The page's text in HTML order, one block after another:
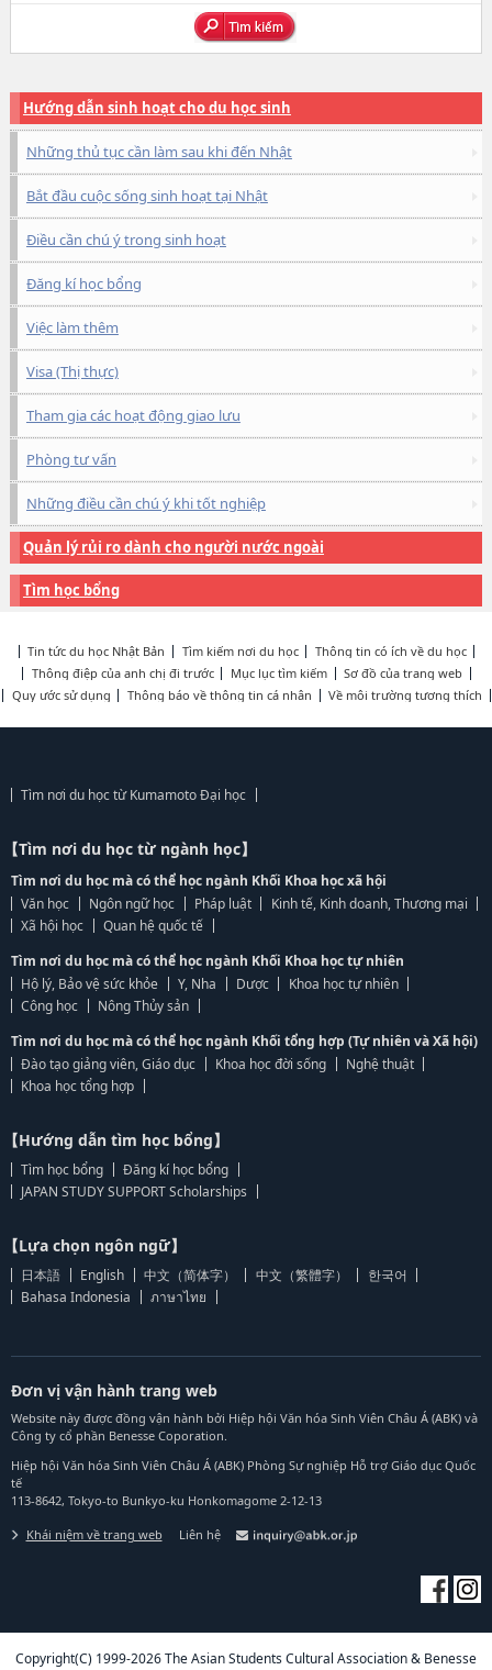
Hướng dẫn sinh hoạt cho du học sinh
Những thủ tục cần làm sau khi đến Nhật
Bắt đầu cuộc sống sinh hoạt tại Nhật
Điều cần chú ý trong sinh hoạt
Đăng kí học bổng
Việc làm thêm
Visa (Thị thực)
Tham gia các hoạt động giao lưu
Phòng tư vấn
Những điều cần chú ý khi tốt nghiệp
Quản lý rủi ro dành cho người nước ngoài
Tìm học bổng
Tin tức du học Nhật Bản Tìm kiếm nơi du học
Thông tin có ích về du học
Thông điệp của anh chị đi trước
Mục lục tìm kiếm
Sơ đồ của trang web
Quy ước sử dụng
Thông báo về thông tin cá nhân Về môi trường tương thích
Tìm nơi du học từ Kumamoto Đại học
【Tìm nơi du học từ ngành học】
Tìm nơi du học mà có thể học ngành Khối Khoa học xã hội
Văn học
Ngôn ngữ học Pháp luật
Kinh tế, Kinh doanh, Thương mại
Xã hội học
Quan hệ quốc tế
Tìm nơi du học mà có thể học ngành Khối Khoa học tự nhiên
Hộ lý, Bảo vệ sức khỏe
Y, Nha Dược
Khoa học tự nhiên
Công học
Nông Thủy sản
Tìm nơi du học mà có thể học ngành Khối tổng hợp (Tự nhiên và Xã hội)
Đào tạo giảng viên, Giáo dục
Khoa học đời sống
Nghệ thuật
Khoa học tổng hợp
【Hướng dẫn tìm học bổng】
Tìm học bổng
Đăng kí học bổng
JAPAN STUDY SUPPORT Scholarships
【Lựa chọn ngôn ngữ】
日本語 English 中文（简体字） 中文（繁體字）
한국어
Bahasa Indonesia
ภาษาไทย
Đơn vị vận hành trang web
Website này được đồng vận hành bởi Hiệp hội Văn hóa Sinh Viên Châu Á (ABK) và
Công ty cổ phần Benesse Coporation.
Hiệp hội Văn hóa Sinh Viên Châu Á (ABK) Phòng Sự nghiệp Hỗ trợ Giáo dục Quốc
tế
113-8642, Tokyo-to Bunkyo-ku Honkomagome 2-12-13
Khái niệm về trang web Liên hệ
Copyright(C) 1999-2026 The Asian Students Cultural Association & Benesse